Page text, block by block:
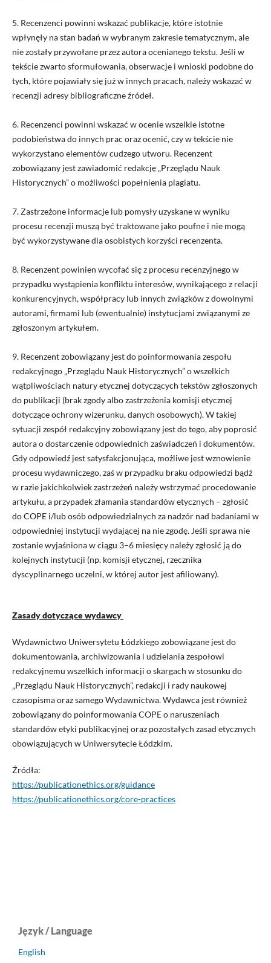
5. Recenzenci powinni wskazać publikacje, które istotnie
wpłynęły na stan badań w wybranym zakresie tematycznym, ale
nie zostały przywołane przez autora ocenianego tekstu. Jeśli w
tekście zwarto sformułowania, obserwacje i wnioski podobne do
tych, które pojawiały się już w innych pracach, należy wskazać w
recenzji adresy bibliograficzne źródeł.
6. Recenzenci powinni wskazać w ocenie wszelkie istotne
podobieństwa do innych prac oraz ocenić, czy w tekście nie
wykorzystano elementów cudzego utworu. Recenzent
zobowiązany jest zawiadomić redakcję „Przeglądu Nauk
Historycznych”o możliwości popełnienia plagiatu.
7. Zastrzeżone informacje lub pomysły uzyskane w wyniku
procesu recenzji muszą być traktowane jako poufne i nie mogą
być wykorzystywane dla osobistych korzyści recenzenta.
8. Recenzent powinien wycofać się z procesu recenzyjnego w
przypadku wystąpienia konfliktu interesów, wynikającego z relacji
konkurencyjnych, współpracy lub innych związków z dowolnymi
autorami, firmami lub (ewentualnie) instytucjami związanymi ze
zgłoszonym artykułem.
9. Recenzent zobowiązany jest do poinformowania zespołu
redakcyjnego „Przeglądu Nauk Historycznych”o wszelkich
wątpliwościach natury etycznej dotyczących tekstów zgłoszonych
do publikacji (brak zgody albo zastrzeżenia komisji etycznej
dotyczące ochrony wizerunku, danych osobowych). W takiej
sytuacji zespół redakcyjny zobowiązany jest do tego, aby poprosić
autora o dostarczenie odpowiednich zaświadczeń i dokumentów.
Gdy odpowiedź jest satysfakcjonująca, możliwe jest wznowienie
procesu wydawniczego, zaś w przypadku braku odpowiedzi bądź
w razie jakichkolwiek zastrzeżeń należy wstrzymać procedowanie
artykułu, a przypadek złamania standardów etycznych – zgłosić
do COPE i/lub osób odpowiedzialnych za nadzór nad badaniami w
odpowiedniej instytucji wydającej na nie zgodę. Jeśli sprawa nie
zostanie wyjaśniona w ciągu 3–6 miesięcy należy zgłosić ją do
kolejnych instytucji (np. komisji etycznej, rzecznika
dyscyplinarnego uczelni, w której autor jest afiliowany).
Zasady dotyczące wydawcy
Wydawnictwo Uniwersytetu Łódzkiego zobowiązane jest do
dokumentowania, archiwizowania i udzielania zespołowi
redakcyjnemu wszelkich informacji o skargach w stosunku do
„Przeglądu Nauk Historycznych”, redakcji i rady naukowej
czasopisma oraz samego Wydawnictwa. Wydawca jest również
zobowiązany do poinformowania COPE o naruszeniach
standardów etyki publikacyjnej oraz pozostałych zasad etycznych
obowiązujących w Uniwersytecie Łódzkim.
Źródła:
https://publicationethics.org/guidance
https://publicationethics.org/core-practices
Język / Language
English